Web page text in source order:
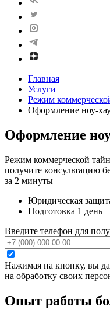
Главная
Услуги
Режим
Оформление ноу-
Оформление
Режим коммерческой
получите консультацию
за 2 минуты
Юридическая
Подготовка 1 день
Введите телефон для
Нажимая на кнопку, вы
на обработку своих
Опыт работы